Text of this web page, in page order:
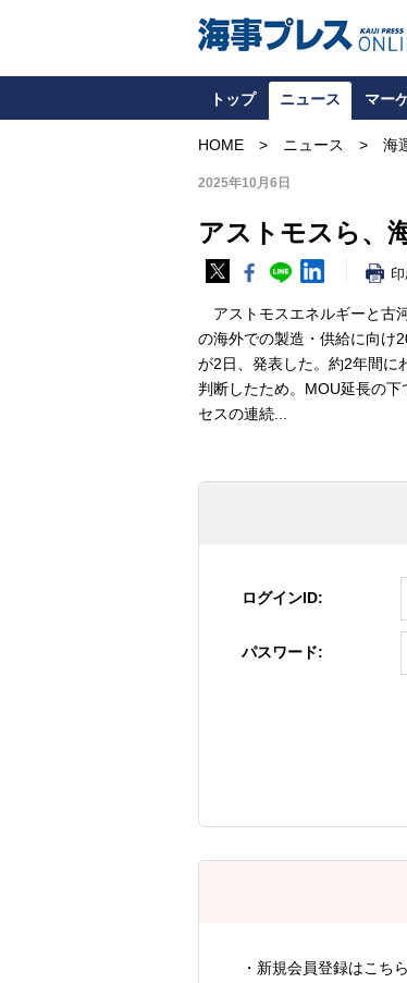
トップ ニュース マー
HOME ニュース 海
2025年10月6日
アストモスら、
印
アストモスエネルギーと古
の海外での製造・供給に向け
が2日、発表した。約2年間に
判断したため。MOU延長の
セスの連続...
ログインID:
パスワード:
・新規会員登録はこち